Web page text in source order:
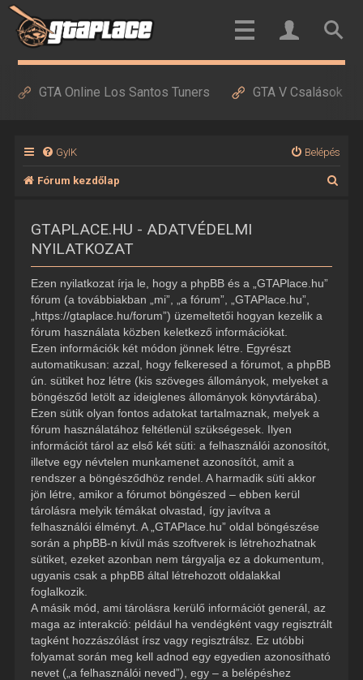
GTA Online Los Santos Tuners GTA V Csalások
GyIK Belépés
Fórum kezdőlap
GTAPLACE.HU - ADATVÉDELMI
NYILATKOZAT
Ezen nyilatkozat írja le, hogy a phpBB és a „GTAPlace.hu”
fórum (a továbbiakban „mi”, „a fórum”, „GTAPlace.hu”,
„https://gtaplace.hu/forum”) üzemeltetői hogyan kezelik a
fórum használata közben keletkező információkat.
Ezen információk két módon jönnek létre. Egyrészt
automatikusan: azzal, hogy felkeresed a fórumot, a phpBB
ún. sütiket hoz létre (kis szöveges állományok, melyeket a
böngésződ letölt az ideiglenes állományok könyvtárába).
Ezen sütik olyan fontos adatokat tartalmaznak, melyek a
fórum használatához feltétlenül szükségesek. Ilyen
információt tárol az első két süti: a felhasználói azonosítót,
illetve egy névtelen munkamenet azonosítót, amit a
rendszer a böngésződhöz rendel. A harmadik süti akkor
jön létre, amikor a fórumot böngészed – ebben kerül
tárolásra melyik témákat olvastad, így javítva a
felhasználói élményt. A „GTAPlace.hu” oldal böngészése
során a phpBB-n kívül más szoftverek is létrehozhatnak
sütiket, ezeket azonban nem tárgyalja ez a dokumentum,
ugyanis csak a phpBB által létrehozott oldalakkal
foglalkozik.
A másik mód, ami tárolásra kerülő információt generál, az
maga az interakció: például ha vendégként vagy regisztrált
tagként hozzászólást írsz vagy regisztrálsz. Ez utóbbi
folyamat során meg kell adnod egy egyedien azonosítható
nevet („a felhasználói neved”), egy – a belépéshez